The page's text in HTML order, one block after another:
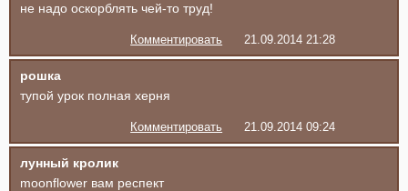
не надо оскорблять чей-то труд!
Комментировать 21.09.2014 21:28
рошка
тупой урок полная херня
Комментировать 21.09.2014 09:24
лунный кролик
moonflower вам респект